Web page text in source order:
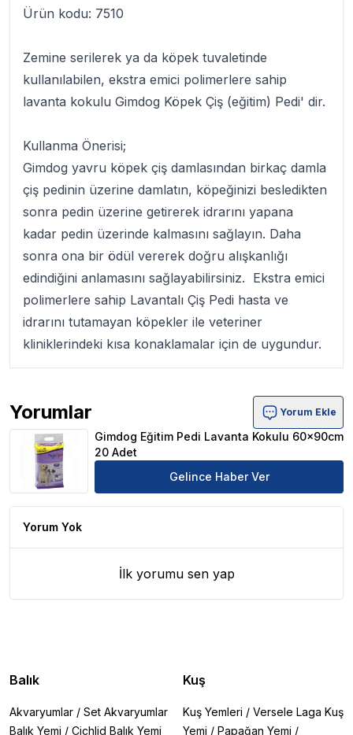
Ürün kodu: 7510
Zemine serilerek ya da köpek tuvaletinde
kullanılabilen, ekstra emici polimerlere sahip
lavanta kokulu Gimdog Köpek Çiş (eğitim) Pedi' dir.
Kullanma Önerisi;
Gimdog yavru köpek çiş damlasından birkaç damla
çiş pedinin üzerine damlatın, köpeğinizi besledikten
sonra pedin üzerine getirerek idrarını yapana
kadar pedin üzerinde kalmasını sağlayın. Daha
sonra ona bir ödül vererek doğru alışkanlığı
edindiğini anlamasını sağlayabilirsiniz. Ekstra emici
polimerlere sahip Lavantalı Çiş Pedi hasta ve
idrarını tutamayan köpekler ile veteriner
kliniklerindeki kısa konaklamalar için de uygundur.
Yorumlar
Gimdog Eğitim Pedi Lavanta Kokulu 60x90cm 20 Adet
Yorum Ekle
Gimdog Eğitim Pedi Lavanta Kokulu 60x90cm
20 Adet
Gelince Haber Ver
Yorum Yok
İlk yorumu sen yap
Balık
Akvaryumlar / Set Akvaryumlar
Balık Yemi / Cichlid Balık Yemi
Kuş
Kuş Yemleri / Versele Laga Kuş
Yemi / Papağan Yemi /